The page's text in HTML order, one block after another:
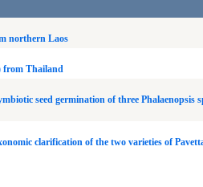
northern Laos
from Thailand
seed germination of three Phalaenopsis
clarification of the two varieties of